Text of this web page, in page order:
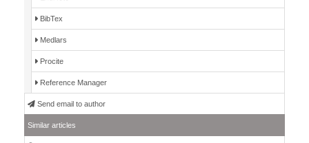
BibTex
Medlars
Procite
Reference Manager
Send email to author
Similar articles